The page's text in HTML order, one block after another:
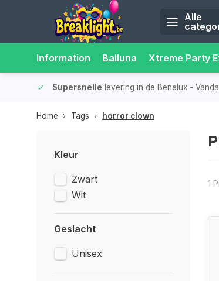
Alle
Information Balluna Xtreme Party
Supersnelle levering in de Benelux -
Home Tags horror clown
Kleur
Zwart
Wit
Geslacht
Unisex
1